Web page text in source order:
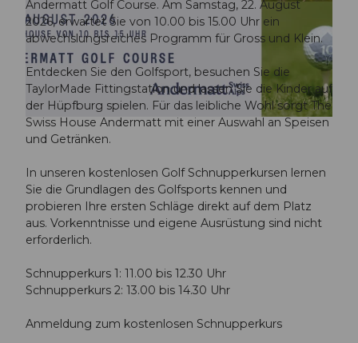
© Guidle.com
© Guidle.com
Andermatt Golf Course. Am Samstag, 22. August
2026, erwartet Sie von 10.00 bis 15.00 Uhr ein
abwechslungsreiches Programm für Gross und Klein.
Entdecken Sie den Golfsport, besuchen Sie die
TaylorMade Fittingstation und lassen Sie die Kinder auf
der Hüpfburg spielen. Für das leibliche Wohl sorgt The
Swiss House Andermatt mit einer Auswahl an Speisen
und Getränken.
In unseren kostenlosen Golf Schnupperkursen lernen
Sie die Grundlagen des Golfsports kennen und
probieren Ihre ersten Schläge direkt auf dem Platz
aus. Vorkenntnisse und eigene Ausrüstung sind nicht
erforderlich.
Schnupperkurs 1: 11.00 bis 12.30 Uhr
Schnupperkurs 2: 13.00 bis 14.30 Uhr
Anmeldung zum kostenlosen Schnupperkurs